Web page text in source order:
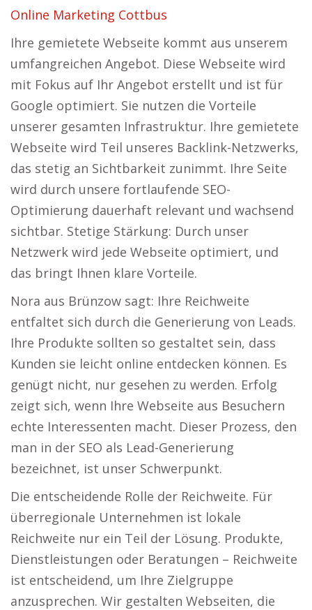
Online Marketing Cottbus
Ihre gemietete Webseite kommt aus unserem
umfangreichen Angebot. Diese Webseite wird
mit Fokus auf Ihr Angebot erstellt und ist für
Google optimiert. Sie nutzen die Vorteile
unserer gesamten Infrastruktur. Ihre gemietete
Webseite wird Teil unseres Backlink-Netzwerks,
das stetig an Sichtbarkeit zunimmt. Ihre Seite
wird durch unsere fortlaufende SEO-
Optimierung dauerhaft relevant und wachsend
sichtbar. Stetige Stärkung: Durch unser
Netzwerk wird jede Webseite optimiert, und
das bringt Ihnen klare Vorteile.
Nora aus Brünzow sagt: Ihre Reichweite
entfaltet sich durch die Generierung von Leads.
Ihre Produkte sollten so gestaltet sein, dass
Kunden sie leicht online entdecken können. Es
genügt nicht, nur gesehen zu werden. Erfolg
zeigt sich, wenn Ihre Webseite aus Besuchern
echte Interessenten macht. Dieser Prozess, den
man in der SEO als Lead-Generierung
bezeichnet, ist unser Schwerpunkt.
Die entscheidende Rolle der Reichweite. Für
überregionale Unternehmen ist lokale
Reichweite nur ein Teil der Lösung. Produkte,
Dienstleistungen oder Beratungen – Reichweite
ist entscheidend, um Ihre Zielgruppe
anzusprechen. Wir gestalten Webseiten, die